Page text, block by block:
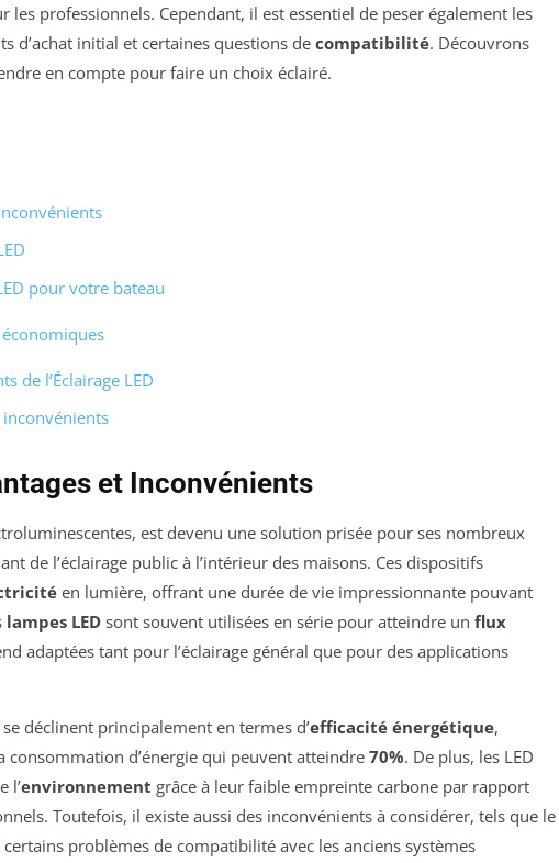
professionnels. Cependant, il est essentiel de peser également les
d’achat initial et certaines questions de compatibilité. Découvrons
en compte pour faire un choix éclairé.
pour votre bateau
de l’Éclairage LED
inconvénients
et Inconvénients
est devenu une solution prisée pour ses nombreux
de l’éclairage public à l’intérieur des maisons. Ces dispositifs
en lumière, offrant une durée de vie impressionnante pouvant
lampes LED sont souvent utilisées en série pour atteindre un flux
adaptées tant pour l’éclairage général que pour des applications
se déclinent principalement en termes d’efficacité énergétique,
consommation d’énergie qui peuvent atteindre 70%. De plus, les LED
l’environnement grâce à leur faible empreinte carbone par rapport
Toutefois, il existe aussi des inconvénients à considérer, tels que le
problèmes de compatibilité avec les anciens systèmes